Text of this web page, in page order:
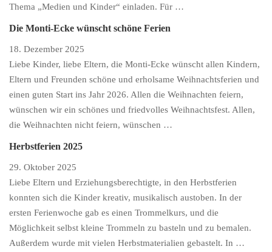
Thema „Medien und Kinder“ einladen. Für …
Die Monti-Ecke wünscht schöne Ferien
18. Dezember 2025
Liebe Kinder, liebe Eltern, die Monti-Ecke wünscht allen Kindern,
Eltern und Freunden schöne und erholsame Weihnachtsferien und
einen guten Start ins Jahr 2026. Allen die Weihnachten feiern,
wünschen wir ein schönes und friedvolles Weihnachtsfest. Allen,
die Weihnachten nicht feiern, wünschen …
Herbstferien 2025
29. Oktober 2025
Liebe Eltern und Erziehungsberechtigte, in den Herbstferien
konnten sich die Kinder kreativ, musikalisch austoben. In der
ersten Ferienwoche gab es einen Trommelkurs, und die
Möglichkeit selbst kleine Trommeln zu basteln und zu bemalen.
Außerdem wurde mit vielen Herbstmaterialien gebastelt. In …